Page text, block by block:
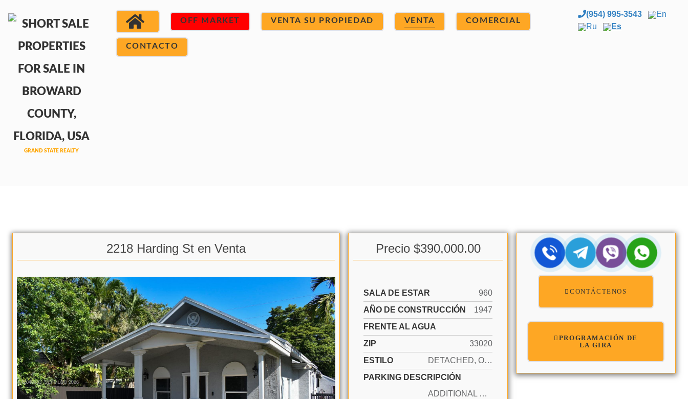
OFF MARKET VENTA SU PROPIEDAD VENTA COMERCIAL
CONTACTO
(954) 995-3543
En
Ru
Es
2218 Harding St en Venta Precio $390,000.00
SALA DE ESTAR
960
AÑO DE CONSTRUCCIÓN
1947
FRENTE AL AGUA
ZIP
33020
ESTILO
DETACHED, ONE STORY
PARKING DESCRIPCIÓN
ADDITIONAL SPACES AVAILABLE, DRIVEWAY, OTHER, RV/BOAT PARKING
CONTÁCTENOS
PROGRAMACIÓN DE
LA GIRA